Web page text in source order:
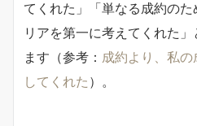
てくれた」「単なる成約の
リアを第一に考えてくれた
ます（参考： 成約より、私
してくれた ）。